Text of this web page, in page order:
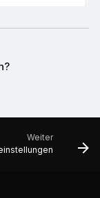
Weiter